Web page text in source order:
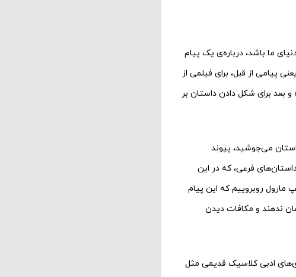
ما باشد، درباره‌ی یک پیام
پیامی از قبل، برای فیلمی از
برای شکل دادن داستان بر
می‌جوشید، پیوند
فرعی، که در این
روبروییم که این پیام
ندهند و مکافات دیدن
ادبی کلاسیک قدیمی مثل